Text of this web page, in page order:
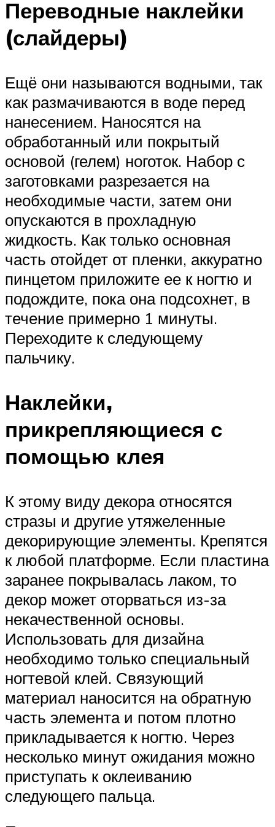
Переводные наклейки
(слайдеры)
Ещё они называются водными, так
как размачиваются в воде перед
нанесением. Наносятся на
обработанный или покрытый
основой (гелем) ноготок. Набор с
заготовками разрезается на
необходимые части, затем они
опускаются в прохладную
жидкость. Как только основная
часть отойдет от пленки, аккуратно
пинцетом приложите ее к ногтю и
подождите, пока она подсохнет, в
течение примерно 1 минуты.
Переходите к следующему
пальчику.
Наклейки,
прикрепляющиеся с
помощью клея
К этому виду декора относятся
стразы и другие утяжеленные
декорирующие элементы. Крепятся
к любой платформе. Если пластина
заранее покрывалась лаком, то
декор может оторваться из-за
некачественной основы.
Использовать для дизайна
необходимо только специальный
ногтевой клей. Связующий
материал наносится на обратную
часть элемента и потом плотно
прикладывается к ногтю. Через
несколько минут ожидания можно
приступать к оклеиванию
следующего пальца.